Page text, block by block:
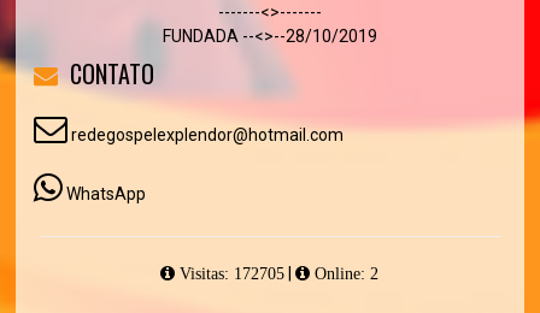
-------<>-------
FUNDADA --<>--28/10/2019
CONTATO
redegospelexplendor@hotmail.com
WhatsApp
Visitas: 172705 | Online: 2